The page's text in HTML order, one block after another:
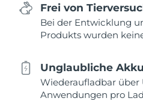
Frei von
Bei der Entwicklung
Produkts wurden
Unglaubliche
Wiederaufladbar über
Anwendungen pro